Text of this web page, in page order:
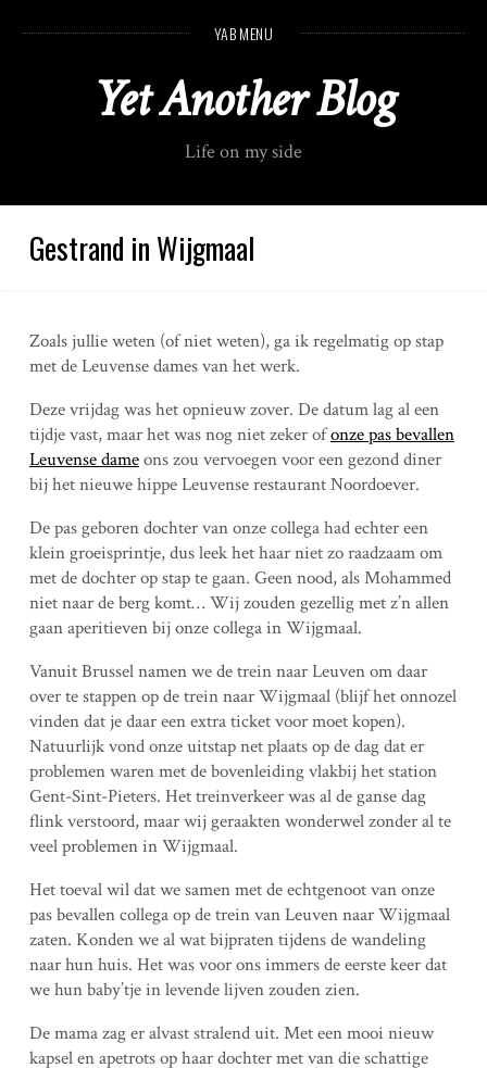
n
YAB MENU
Yet Another Blog
Life on my side
Gestrand in Wijgmaal
Zoals jullie weten (of niet weten), ga ik regelmatig op stap
met de Leuvense dames van het werk.
Deze vrijdag was het opnieuw zover. De datum lag al een
tijdje vast, maar het was nog niet zeker ofonze pas bevallen
Leuvense dameons zou vervoegen voor een gezond diner
bij het nieuwe hippe Leuvense restaurant Noordoever.
De pas geboren dochter van onze collega had echter een
klein groeisprintje, dus leek het haar niet zo raadzaam om
met de dochter op stap te gaan. Geen nood, als Mohammed
niet naar de berg komt… Wij zouden gezellig met z’n allen
gaan aperitieven bij onze collega in Wijgmaal.
Vanuit Brussel namen we de trein naar Leuven om daar
over te stappen op de trein naar Wijgmaal (blijf het onnozel
vinden dat je daar een extra ticket voor moet kopen).
Natuurlijk vond onze uitstap net plaats op de dag dat er
problemen waren met de bovenleiding vlakbij het station
Gent-Sint-Pieters. Het treinverkeer was al de ganse dag
flink verstoord, maar wij geraakten wonderwel zonder al te
veel problemen in Wijgmaal.
Het toeval wil dat we samen met de echtgenoot van onze
pas bevallen collega op de trein van Leuven naar Wijgmaal
zaten. Konden we al wat bijpraten tijdens de wandeling
naar hun huis. Het was voor ons immers de eerste keer dat
we hun baby’tje in levende lijven zouden zien.
De mama zag er alvast stralend uit. Met een mooi nieuw
kapsel en apetrots op haar dochter met van die schattige